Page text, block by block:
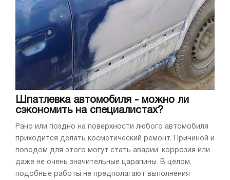
Шпатлевка автомобиля - можно ли
сэкономить на специалистах?
Рано или поздно на поверхности любого автомобиля
приходится делать косметический ремонт. Причиной и
поводом для этого могут стать аварии, коррозия или
даже не очень значительные царапины. В целом,
подобные работы не предполагают выполнения